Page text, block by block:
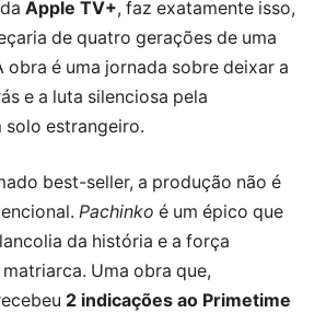
Apple TV+, faz exatamente isso,
de quatro gerações de uma
obra é uma jornada sobre deixar a
e a luta silenciosa pela
solo estrangeiro.
best-seller, a produção não é
Pachinko é um épico que
da história e a força
Uma obra que,
2 indicações ao Primetime